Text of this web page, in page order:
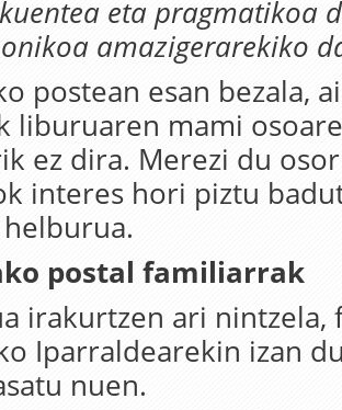
eta pragmatikoa
amazigerarekiko
postean esan bezala,
liburuaren mami
ez dira. Merezi du
interes hori piztu
postal familiarrak
irakurtzen ari nintzela,
Iparraldearekin izan
nuen.